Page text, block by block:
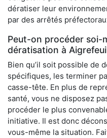
dératiser leur
par des arrêtés
Peut-on procéder soi-
dératisation à
Bien qu’il soit possible de
spécifiques, les terminer
casse-tête. En plus de
santé, vous ne disposez
procéder le plus
initiative. Il est donc
vous-même la situation.